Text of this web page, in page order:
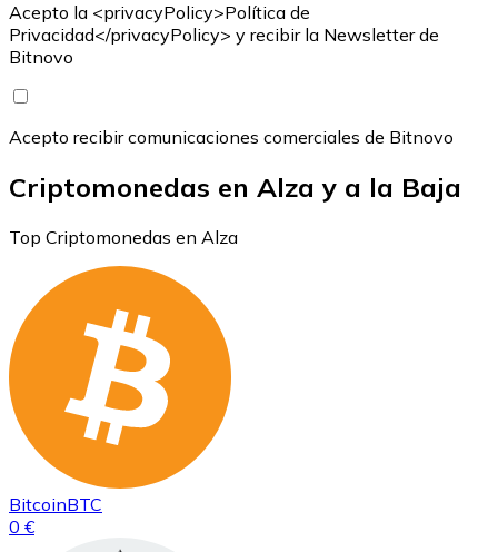
Acepto la <privacyPolicy>Política de
Privacidad</privacyPolicy> y recibir la Newsletter de
Bitnovo
Acepto recibir comunicaciones comerciales de Bitnovo
Criptomonedas en Alza y a la Baja
Top Criptomonedas en Alza
BitcoinBTC
0 €